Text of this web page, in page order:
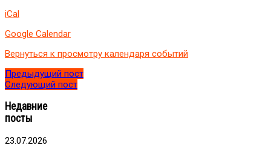
iCal
Google Calendar
Вернуться к просмотру календаря событий
Предыдущий пост
Следующий пост
Недавние
посты
23.07.2026